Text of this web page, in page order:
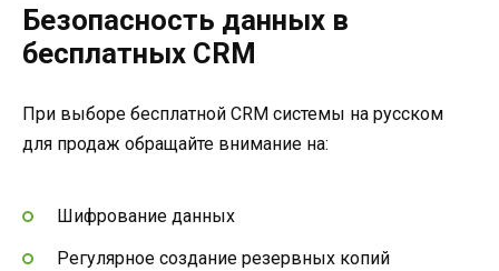
Безопасность данных в
бесплатных CRM
При выборе бесплатной CRM системы на русском
для продаж обращайте внимание на:
Шифрование данных
Регулярное создание резервных копий